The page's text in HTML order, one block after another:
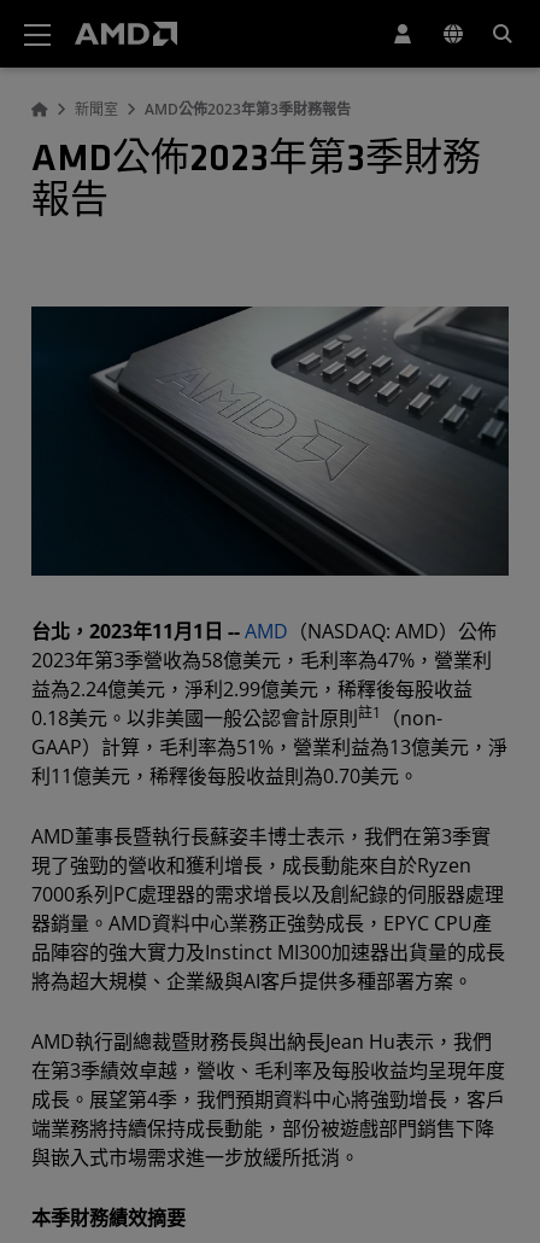
新聞室 AMD公佈2023年第3季財務報告
AMD公佈2023年第3季財務
報告
台北，2023年11月1日 --AMD （NASDAQ: AMD）公佈
2023年第3季營收為58億美元，毛利率為47%，營業利
益為2.24億美元，淨利2.99億美元，稀釋後每股收益
0.18美元。以非美國一般公認會計原則註1
（non-
GAAP）計算，毛利率為51%，營業利益為13億美元，淨
利11億美元，稀釋後每股收益則為0.70美元。
AMD董事長暨執行長蘇姿丰博士表示，我們在第3季實
現了強勁的營收和獲利增長，成長動能來自於Ryzen
7000系列PC處理器的需求增長以及創紀錄的伺服器處理
器銷量。AMD資料中心業務正強勢成長，EPYC CPU產
品陣容的強大實力及Instinct MI300加速器出貨量的成長
將為超大規模、企業級與AI客戶提供多種部署方案。
AMD執行副總裁暨財務長與出納長Jean Hu表示，我們
在第3季績效卓越，營收、毛利率及每股收益均呈現年度
成長。展望第4季，我們預期資料中心將強勁增長，客戶
端業務將持續保持成長動能，部份被遊戲部門銷售下降
與嵌入式市場需求進一步放緩所抵消。
本季財務績效摘要